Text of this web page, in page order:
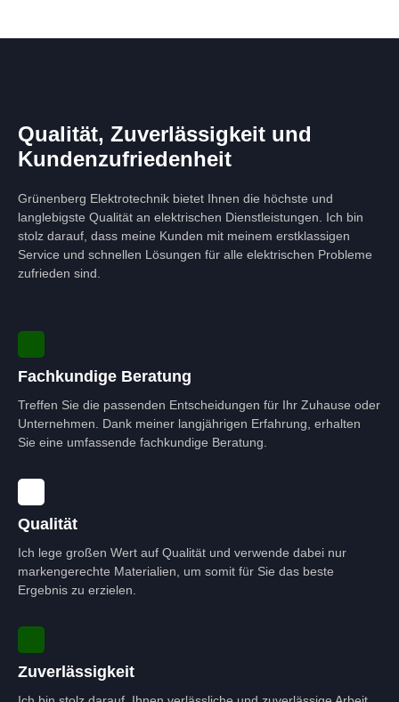
Qualität, Zuverlässigkeit und
Kundenzufriedenheit
Grünenberg Elektrotechnik bietet Ihnen die höchste und
langlebigste Qualität an elektrischen Dienstleistungen. Ich bin
stolz darauf, dass meine Kunden mit meinem erstklassigen
Service und schnellen Lösungen für alle elektrischen Probleme
zufrieden sind.
Fachkundige Beratung
Treffen Sie die passenden Entscheidungen für Ihr Zuhause oder
Unternehmen. Dank meiner langjährigen Erfahrung, erhalten
Sie eine umfassende fachkundige Beratung.
Qualität
Ich lege großen Wert auf Qualität und verwende dabei nur
markengerechte Materialien, um somit für Sie das beste
Ergebnis zu erzielen.
Zuverlässigkeit